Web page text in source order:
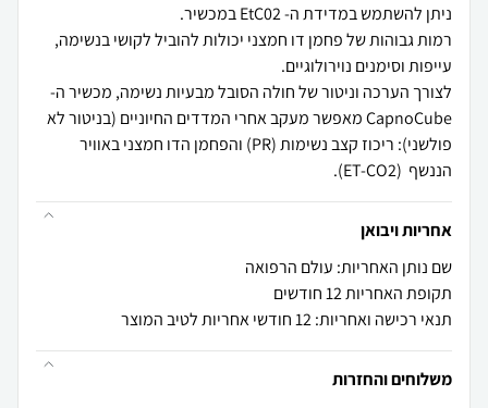
רמות גבוהות של פחמן דו חמצני יכולות להוביל לקושי בנשימה,
לצורך הערכה וניטור של חולה הסובל מבעיות נשימה, מכשיר ה-
CapnoCube מאפשר מעקב אחרי המדדים החיוניים (בניטור לא
פולשני): ריכוז קצב נשימות (PR) והפחמן הדו חמצני באוויר
הננשף (ET-CO2).
אחריות ויבואן
שם נותן האחריות: עולם הרפואה
תקופת האחריות 12 חודשים
תנאי רכישה ואחריות: 12 חודשי אחריות לטיב המוצר
משלוחים והחזרות